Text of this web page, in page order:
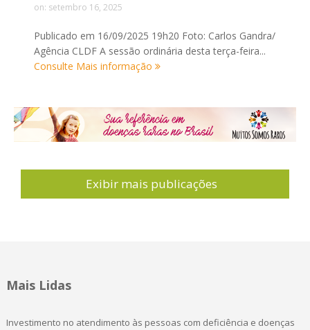
on: setembro 16, 2025
Publicado em 16/09/2025 19h20 Foto: Carlos Gandra/
Agência CLDF A sessão ordinária desta terça-feira...
Consulte Mais informação
Exibir mais publicações
Mais Lidas
Investimento no atendimento às pessoas com deficiência e doenças